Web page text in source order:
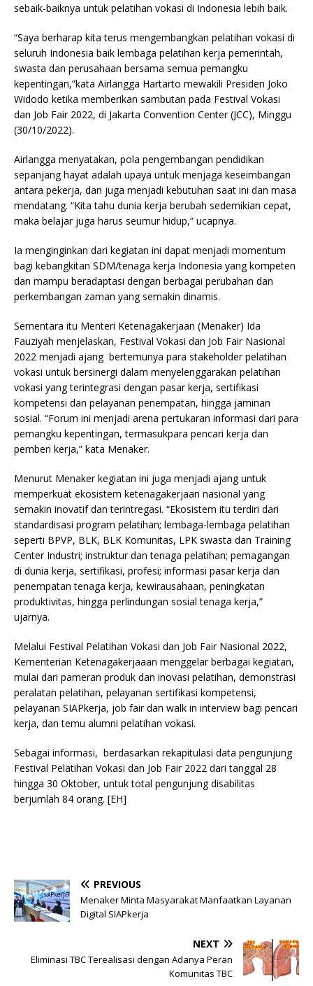
sebaik-baiknya untuk pelatihan vokasi di Indonesia lebih baik.
“Saya berharap kita terus mengembangkan pelatihan vokasi di
seluruh Indonesia baik lembaga pelatihan kerja pemerintah,
swasta dan perusahaan bersama semua pemangku
kepentingan,”kata Airlangga Hartarto mewakili Presiden Joko
Widodo ketika memberikan sambutan pada Festival Vokasi
dan Job Fair 2022, di Jakarta Convention Center (JCC), Minggu
(30/10/2022).
Airlangga menyatakan, pola pengembangan pendidikan
sepanjang hayat adalah upaya untuk menjaga keseimbangan
antara pekerja, dan juga menjadi kebutuhan saat ini dan masa
mendatang. “Kita tahu dunia kerja berubah sedemikian cepat,
maka belajar juga harus seumur hidup,” ucapnya.
Ia menginginkan dari kegiatan ini dapat menjadi momentum
bagi kebangkitan SDM/tenaga kerja Indonesia yang kompeten
dan mampu beradaptasi dengan berbagai perubahan dan
perkembangan zaman yang semakin dinamis.
Sementara itu Menteri Ketenagakerjaan (Menaker) Ida
Fauziyah menjelaskan, Festival Vokasi dan Job Fair Nasional
2022 menjadi ajang bertemunya para stakeholder pelatihan
vokasi untuk bersinergi dalam menyelenggarakan pelatihan
vokasi yang terintegrasi dengan pasar kerja, sertifikasi
kompetensi dan pelayanan penempatan, hingga jaminan
sosial. “Forum ini menjadi arena pertukaran informasi dari para
pemangku kepentingan, termasukpara pencari kerja dan
pemberi kerja,” kata Menaker.
Menurut Menaker kegiatan ini juga menjadi ajang untuk
memperkuat ekosistem ketenagakerjaan nasional yang
semakin inovatif dan terintregasi. “Ekosistem itu terdiri dari
standardisasi program pelatihan; lembaga-lembaga pelatihan
seperti BPVP, BLK, BLK Komunitas, LPK swasta dan Training
Center Industri; instruktur dan tenaga pelatihan; pemagangan
di dunia kerja, sertifikasi, profesi; informasi pasar kerja dan
penempatan tenaga kerja, kewirausahaan, peningkatan
produktivitas, hingga perlindungan sosial tenaga kerja,”
ujarnya.
Melalui Festival Pelatihan Vokasi dan Job Fair Nasional 2022,
Kementerian Ketenagakerjaaan menggelar berbagai kegiatan,
mulai dari pameran produk dan inovasi pelatihan, demonstrasi
peralatan pelatihan, pelayanan sertifikasi kompetensi,
pelayanan SIAPkerja, job fair dan walk in interview bagi pencari
kerja, dan temu alumni pelatihan vokasi.
Sebagai informasi, berdasarkan rekapitulasi data pengunjung
Festival Pelatihan Vokasi dan Job Fair 2022 dari tanggal 28
hingga 30 Oktober, untuk total pengunjung disabilitas
berjumlah 84 orang. [EH]
PREVIOUS
Menaker Minta Masyarakat Manfaatkan Layanan
Digital SIAPkerja
NEXT
Eliminasi TBC Terealisasi dengan Adanya Peran
Komunitas TBC